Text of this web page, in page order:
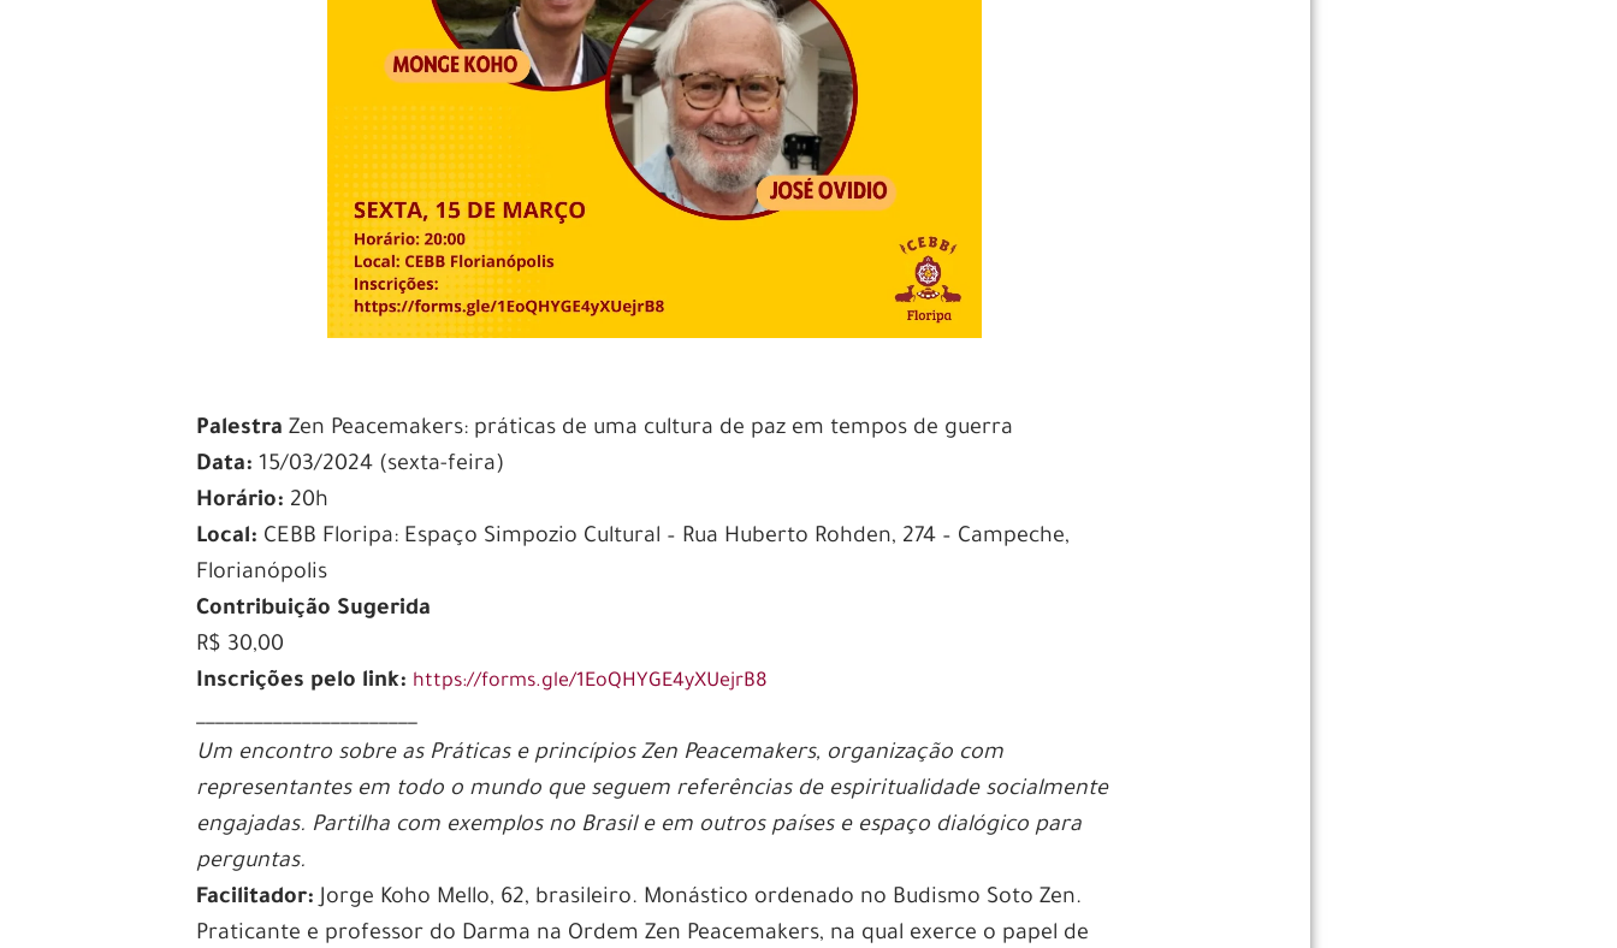
PalestraZen Peacemakers: práticas de uma cultura de paz em tempos de guerra
Data:15/03/2024 (sexta-feira)
Horário: 20h
Local: CEBB Floripa: Espaço Simpozio Cultural – Rua Huberto Rohden, 274 – Campeche,
Florianópolis
Contribuição Sugerida
R$ 30,00
Inscrições pelo link: https://forms.gle/1EoQHYGE4yXUejrB8
_______________________
Um encontro sobre as Práticas e princípios Zen Peacemakers, organização com
representantes em todo o mundo que seguem referências de espiritualidade socialmente
engajadas. Partilha com exemplos no Brasil e em outros países e espaço dialógico para
perguntas.
Facilitador: Jorge Koho Mello, 62, brasileiro. Monástico ordenado no Budismo Soto Zen.
Praticante e professor do Darma na Ordem Zen Peacemakers, na qual exerce o papel de